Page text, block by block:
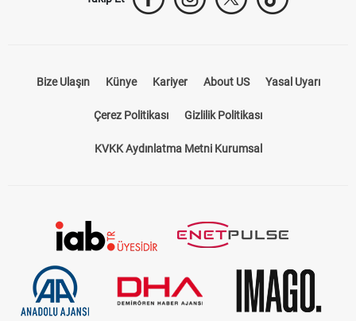
Bize Ulaşın Künye Kariyer About US Yasal Uyarı
Çerez Politikası Gizlilik Politikası
KVKK Aydınlatma Metni Kurumsal